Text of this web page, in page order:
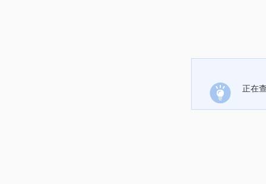
正在